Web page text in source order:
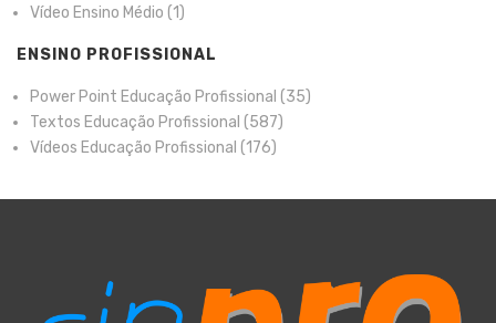
Vídeo Ensino Médio (1)
ENSINO PROFISSIONAL
Power Point Educação Profissional (35)
Textos Educação Profissional (587)
Vídeos Educação Profissional (176)